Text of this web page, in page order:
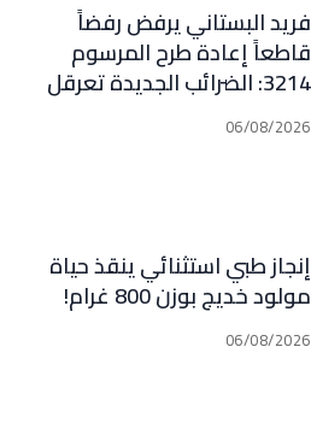
فريد البستاني يرفض رفضاً
قاطعاً إعادة طرح المرسوم
3214: الضرائب الجديدة تعرقل
التعافي الاقتصادي وتناقض
مبدأ الشراكة
06/08/2026
إنجاز طبي استثنائي ينقذ حياة
مولود خديج بوزن 800 غرام!
06/08/2026